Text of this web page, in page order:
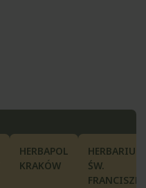
HERBAPOL
KRAKÓW
HERBARIUM
ŚW.